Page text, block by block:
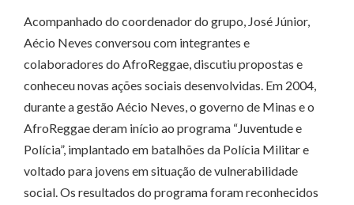
Acompanhado do coordenador do grupo, José Júnior,
Aécio Neves conversou com integrantes e
colaboradores do AfroReggae, discutiu propostas e
conheceu novas ações sociais desenvolvidas. Em 2004,
durante a gestão Aécio Neves, o governo de Minas e o
AfroReggae deram início ao programa “Juventude e
Polícia”, implantado em batalhões da Polícia Militar e
voltado para jovens em situação de vulnerabilidade
social. Os resultados do programa foram reconhecidos